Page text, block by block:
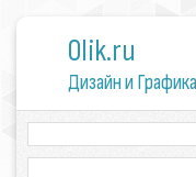
0lik.ru
Дизайн и